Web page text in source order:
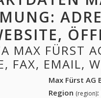
MAX FÜRST
FAX, EMAIL,
Max Fürst AG
Region (region):